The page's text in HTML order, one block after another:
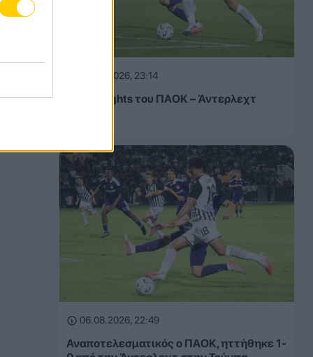
06.08.2026, 23:14
Τα highlights του ΠΑΟΚ – Άντερλεχτ
06.08.2026, 22:49
Αναποτελεσματικός ο ΠΑΟΚ, ηττήθηκε 1-